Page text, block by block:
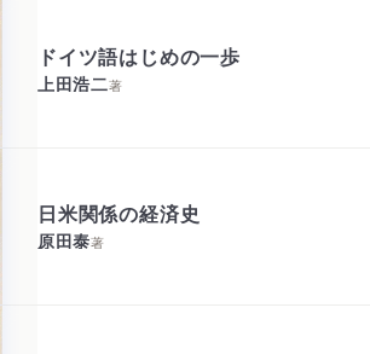
ドイツ語はじめの一歩
上田浩二著
日米関係の経済史
原田泰著